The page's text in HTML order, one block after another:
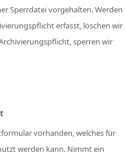
Sperrdatei vorgehalten. Werden
erfasst, löschen wir
sperren wir
vorhanden, welches für
werden kann. Nimmt ein